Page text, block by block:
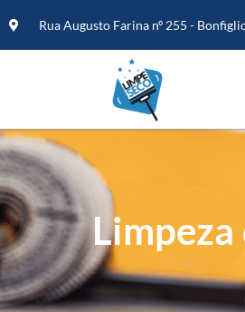
Rua Augusto Farina nº 255 -
Limpeza